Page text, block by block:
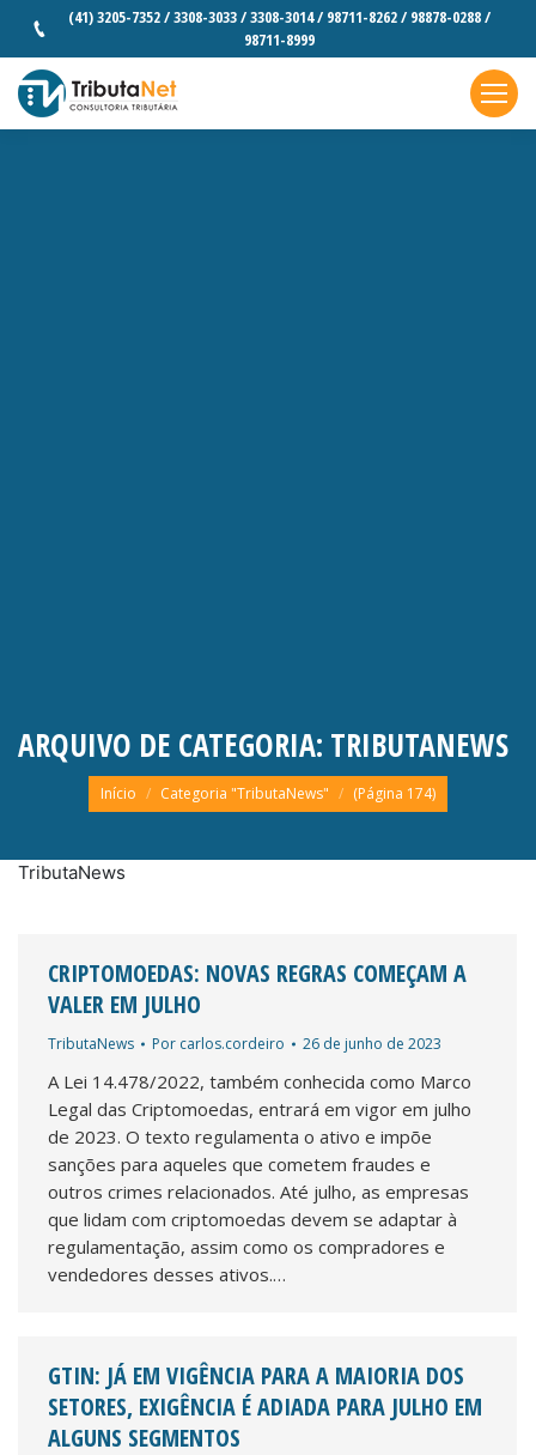
(41) 3205-7352 / 3308-3033 / 3308-3014 / 98711-8262 / 98878-0288 /
98711-8999
ARQUIVO DE CATEGORIA: TRIBUTANEWS
Você está aqui:
Início Categoria "TributaNews" (Página 174)
TributaNews
CRIPTOMOEDAS: NOVAS REGRAS COMEÇAM A
VALER EM JULHO
TributaNews Por carlos.cordeiro 26 de junho de 2023
A Lei 14.478/2022, também conhecida como Marco
Legal das Criptomoedas, entrará em vigor em julho
de 2023. O texto regulamenta o ativo e impõe
sanções para aqueles que cometem fraudes e
outros crimes relacionados. Até julho, as empresas
que lidam com criptomoedas devem se adaptar à
regulamentação, assim como os compradores e
vendedores desses ativos.…
GTIN: JÁ EM VIGÊNCIA PARA A MAIORIA DOS
SETORES, EXIGÊNCIA É ADIADA PARA JULHO EM
ALGUNS SEGMENTOS